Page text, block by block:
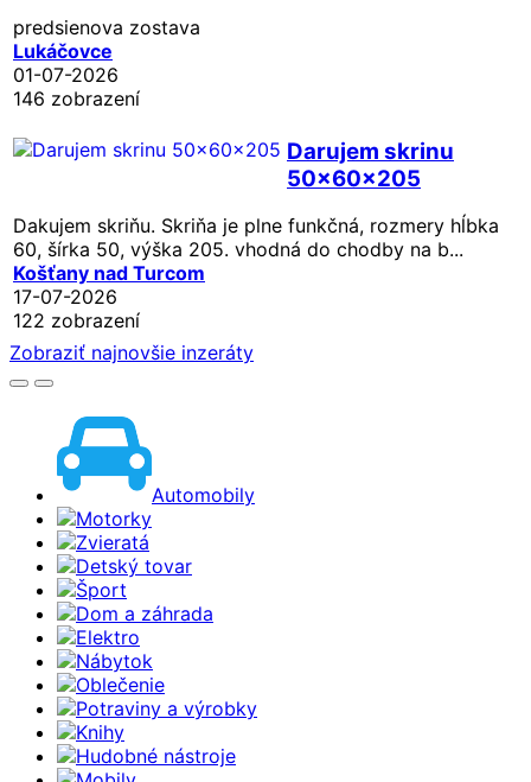
predsienova zostava
Lukáčovce
01-07-2026
146 zobrazení
Darujem skrinu
50x60x205
Dakujem skriňu. Skriňa je plne funkčná, rozmery hĺbka
60, šírka 50, výška 205. vhodná do chodby na b...
Košťany nad Turcom
17-07-2026
122 zobrazení
Zobraziť najnovšie inzeráty
Automobily
Motorky
Zvieratá
Detský tovar
Šport
Dom a záhrada
Elektro
Nábytok
Oblečenie
Potraviny a výrobky
Knihy
Hudobné nástroje